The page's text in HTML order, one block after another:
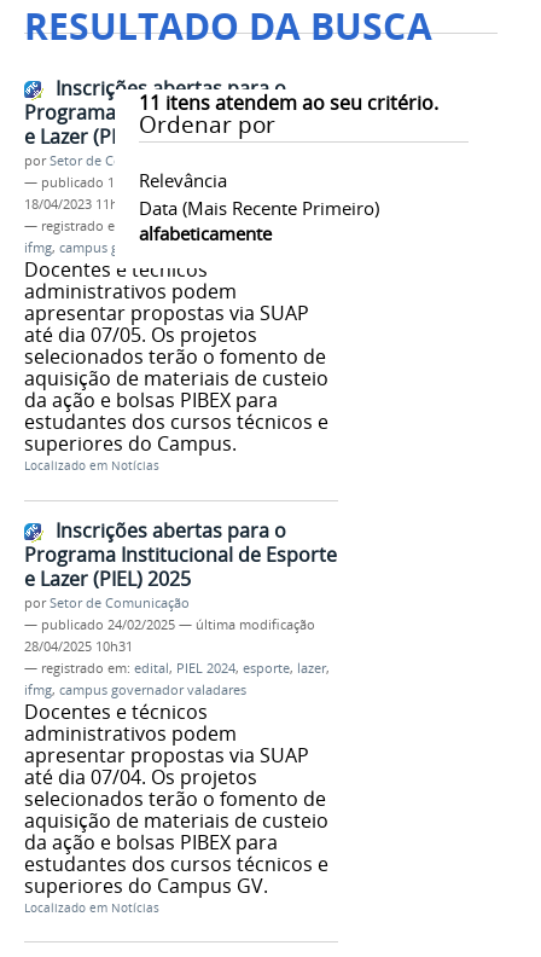
RESULTADO DA BUSCA
11 itens atendem ao seu critério.
Ordenar por
Relevância
Data (mais Recente Primeiro)
alfabeticamente
Inscrições abertas para o
Programa Institucional de Esporte
e Lazer (PIEL) 2023
porSetor de Comunicação
— publicado 18/04/2023—última modificação
18/04/2023 11h12
— registrado em:
edital , PIEL 2023 esporte
ifmg, campus governador valadares
Docentes e técnicos
administrativos podem
apresentar propostas via SUAP
até dia 07/05. Os projetos
selecionados terão o fomento de
aquisição de materiais de custeio
da ação e bolsas PIBEX para
estudantes dos cursos técnicos e
superiores do Campus.
Localizado em Notícias
Inscrições abertas para o
Programa Institucional de Esporte
e Lazer (PIEL) 2025
porSetor de Comunicação
— publicado 24/02/2025 — última modificação
28/04/2025 10h31
— registrado em: edital, PIEL 2024, esporte, lazer,
ifmg, campus governador valadares
Docentes e técnicos
administrativos podem
apresentar propostas via SUAP
até dia 07/04. Os projetos
selecionados terão o fomento de
aquisição de materiais de custeio
da ação e bolsas PIBEX para
estudantes dos cursos técnicos e
superiores do Campus GV.
Localizado em Notícias